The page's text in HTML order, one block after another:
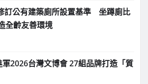
訂公有建築廁所設置基準 坐蹲廁比
全齡友善環境
2026台灣文博會 27組品牌打造「質